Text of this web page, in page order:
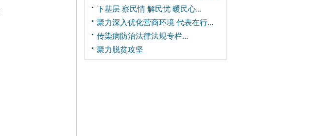
下基层 察民情 解民忧 暖民心...
聚力深入优化营商环境 代表在行...
传染病防治法律法规专栏...
聚力脱贫攻坚